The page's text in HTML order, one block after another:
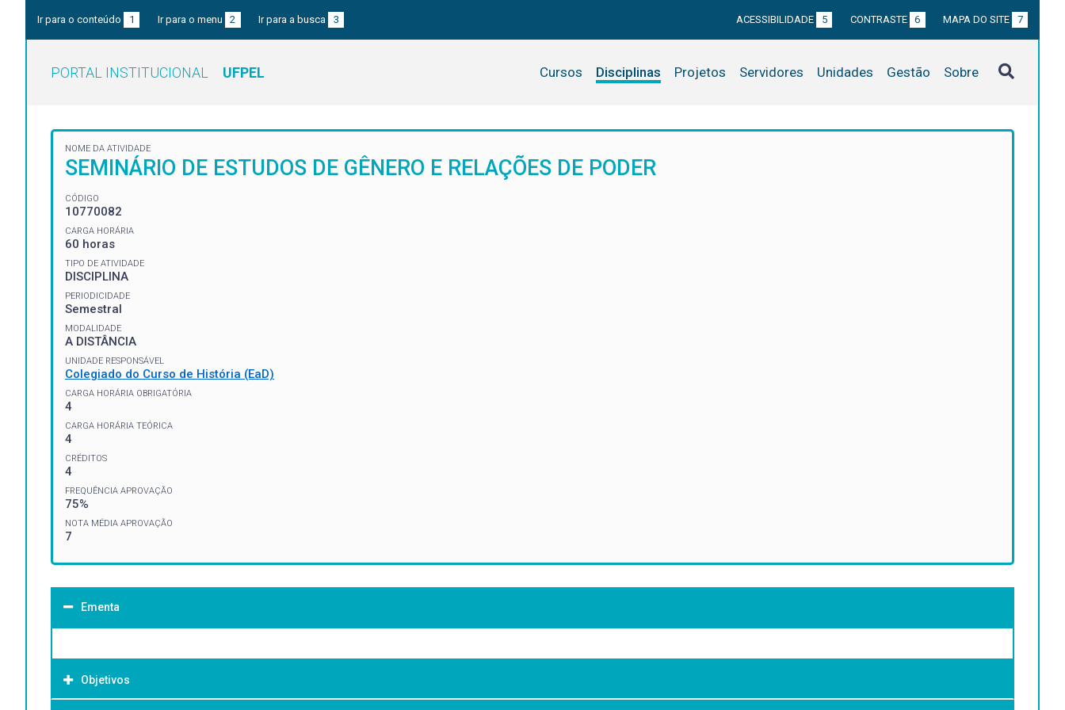
Ir para o conteúdo 1 Ir para o menu 2 Ir para a busca 3 ACESSIBILIDADE 5 CONTRASTE 6 MAPA DO SITE 7
PORTAL INSTITUCIONAL UFPEL Cursos Disciplinas Projetos Servidores Unidades Gestão Sobre
NOME DA ATIVIDADE
SEMINÁRIO DE ESTUDOS DE GÊNERO E RELAÇÕES DE PODER
CÓDIGO
10770082
CARGA HORÁRIA
60 horas
TIPO DE ATIVIDADE
DISCIPLINA
PERIODICIDADE
Semestral
MODALIDADE
A DISTÂNCIA
UNIDADE RESPONSÁVEL
Colegiado do Curso de História (EaD)
CARGA HORÁRIA OBRIGATÓRIA
4
CARGA HORÁRIA TEÓRICA
4
CRÉDITOS
4
FREQUÊNCIA APROVAÇÃO
75%
NOTA MÉDIA APROVAÇÃO
7
Ementa
Objetivos